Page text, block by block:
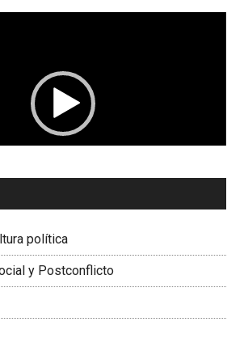
01:04
Mejía,Presidenta Corporación
política
y Postconflicto